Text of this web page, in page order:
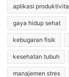
aplikasi
gaya hidup sehat
kebugaran fisik
kesehatan tubuh
manajemen stres